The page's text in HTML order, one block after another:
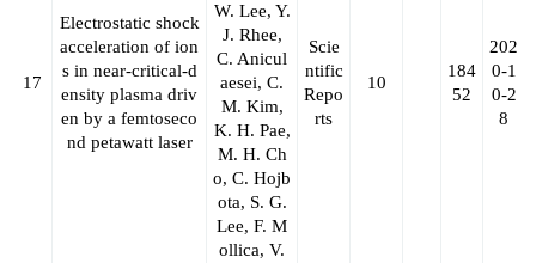
17
Electrostatic shock
acceleration of ion
s in near-critical-d
ensity plasma driv
en by a femtoseco
nd petawatt laser
W. Lee, Y.
J. Rhee,
C. Anicul
aesei, C.
M. Kim,
K. H. Pae,
M. H. Ch
o, C. Hojb
ota, S. G.
Lee, F. M
ollica, V.
Scie
ntific
Repo
rts
10
184
52
202
0-1
0-2
8